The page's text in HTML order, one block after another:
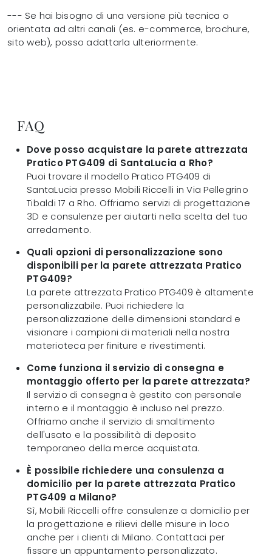
--- Se hai bisogno di una versione più tecnica o
orientata ad altri canali (es. e-commerce, brochure,
sito web), posso adattarla ulteriormente.
FAQ
Dove posso acquistare la parete attrezzata
Pratico PTG409 di SantaLucia a Rho?
Puoi trovare il modello Pratico PTG409 di
SantaLucia presso Mobili Riccelli in Via Pellegrino
Tibaldi 17 a Rho. Offriamo servizi di progettazione
3D e consulenze per aiutarti nella scelta del tuo
arredamento.
Quali opzioni di personalizzazione sono
disponibili per la parete attrezzata Pratico
PTG409?
La parete attrezzata Pratico PTG409 è altamente
personalizzabile. Puoi richiedere la
personalizzazione delle dimensioni standard e
visionare i campioni di materiali nella nostra
materioteca per finiture e rivestimenti.
Come funziona il servizio di consegna e
montaggio offerto per la parete attrezzata?
Il servizio di consegna è gestito con personale
interno e il montaggio è incluso nel prezzo.
Offriamo anche il servizio di smaltimento
dell'usato e la possibilità di deposito
temporaneo della merce acquistata.
È possibile richiedere una consulenza a
domicilio per la parete attrezzata Pratico
PTG409 a Milano?
Sì, Mobili Riccelli offre consulenze a domicilio per
la progettazione e rilievi delle misure in loco
anche per i clienti di Milano. Contattaci per
fissare un appuntamento personalizzato.